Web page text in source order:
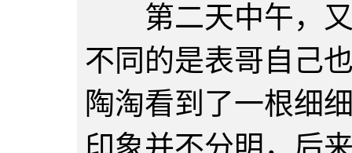
第二天中午，又
不同的是表哥自己
陶淘看到了一根细